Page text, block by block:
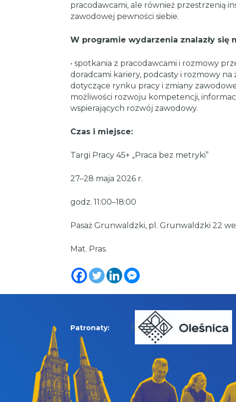
pracodawcami, ale również przestrzenią
zawodowej pewności siebie.
W programie wydarzenia znalazły się
•⁠ spotkania z pracodawcami i rozmowy
doradcami kariery, ⁠podcasty i rozmowy
dotyczące rynku pracy i zmiany
możliwości rozwoju kompetencji,
wspierających rozwój zawodowy.
Czas i miejsce:
Targi Pracy 45+ „Praca bez metryki”
27–28 maja 2026 r.
godz. 11:00–18:00
Pasaż Grunwaldzki, pl. Grunwaldzki 22
Mat. Pras.
Patronaty: